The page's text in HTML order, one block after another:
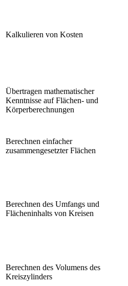
Kalkulieren von Kosten
Übertragen mathematischer
Kenntnisse auf Flächen- und
Körperberechnungen
Berechnen einfacher
zusammengesetzter Flächen
Berechnen des Umfangs und
Flächeninhalts von Kreisen
Berechnen des Volumens des
Kreiszylinders